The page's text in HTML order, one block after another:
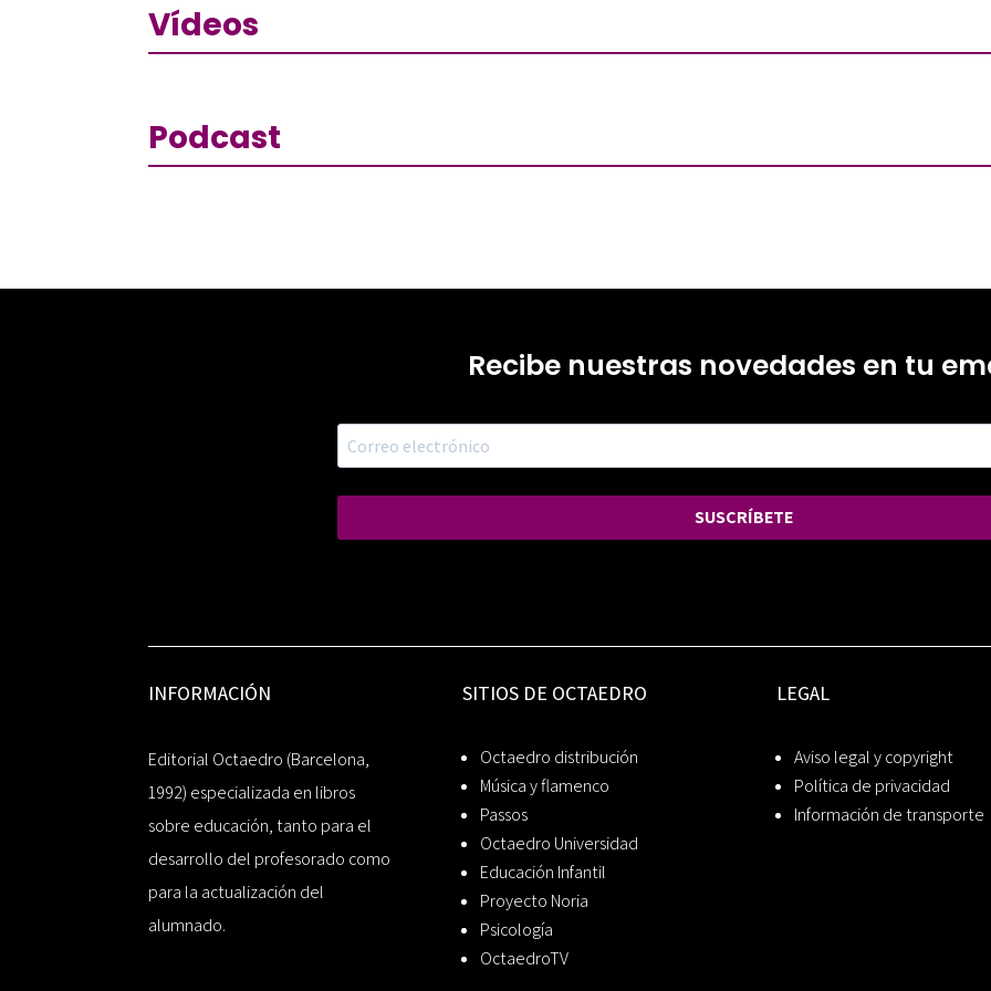
Vídeos
Podcast
Recibe nuestras novedades en tu
SUSCRÍBETE
INFORMACIÓN
Editorial Octaedro (Barcelona,
1992) especializada en libros
sobre educación, tanto para el
desarrollo del profesorado como
para la actualización del
alumnado.
SITIOS DE OCTAEDRO
Octaedro distribución
Música y flamenco
Passos
Octaedro Universidad
Educación Infantil
Proyecto Noria
Psicología
OctaedroTV
LEGAL
Aviso legal y copyright
Política de privacidad
Información de transporte